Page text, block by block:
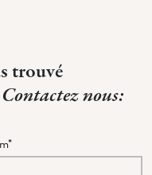
trouvé
Contactez nous: